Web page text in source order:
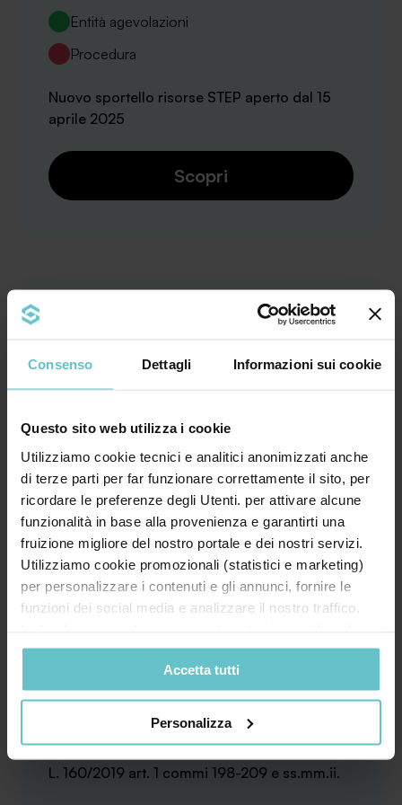
Consenso Dettagli Informazioni sui cookie
Questo sito web utilizza i cookie
Utilizziamo cookie tecnici e analitici anonimizzati anche
di terze parti per far funzionare correttamente il sito, per
ricordare le preferenze degli Utenti. per attivare alcune
funzionalità in base alla provenienza e garantirti una
fruizione migliore del nostro portale e dei nostri servizi.
Utilizziamo cookie promozionali (statistici e marketing)
per personalizzare i contenuti e gli annunci, fornire le
funzioni dei social media e analizzare il nostro traffico.
nostro sito ai nostri partner che si occupano di analisi dei
dati web, pubblicità e social media, i quali potrebbero
combinarle con altre informazioni che hai fornito loro o
che hanno raccolto in base al tuo utilizzo dei loro servizi.
cookie potranno essere implementati ad esclusione di
quelli tecnici che sono necessari per il funzionamento del
Accetta tutti
Personalizza
Entità agevolazioni
Procedura
Nuovo sportello risorse STEP aperto dal 15
aprile 2025
Scopri
Patent Box
Fondi disponibili
Modulistica
Entità agevolazioni
Procedura
Agevolazione sempre aperta
L. 160/2019 art. 1 commi 198-209 e ss.mm.ii.